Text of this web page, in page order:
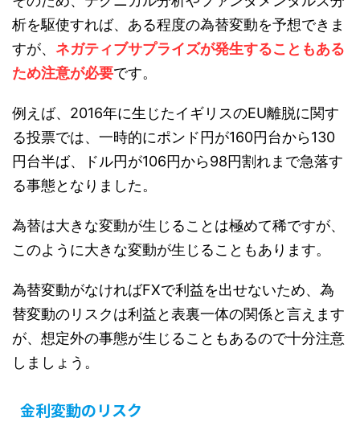
析を駆使すれば、ある程度の為替変動を予想できま
すが、 ネガティブサプライズが発生することもある
ため注意が必要です。
例えば、2016年に生じたイギリスのEU離脱に関す
る投票では、一時的にポンド円が160円台から130
円台半ば、ドル円が106円から98円割れまで急落す
る事態となりました。
為替は大きな変動が生じることは極めて稀ですが、
このように大きな変動が生じることもあります。
為替変動がなければFXで利益を出せないため、為
替変動のリスクは利益と表裏一体の関係と言えます
が、想定外の事態が生じることもあるので十分注意
しましょう。
金利変動のリスク